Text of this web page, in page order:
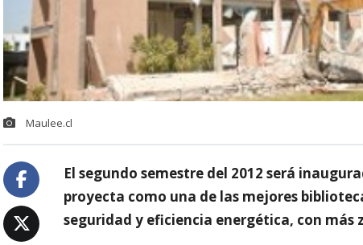
Maulee.cl
El segundo semestre del 2012 será
proyecta como una de las mejores
seguridad y eficiencia energética, con más